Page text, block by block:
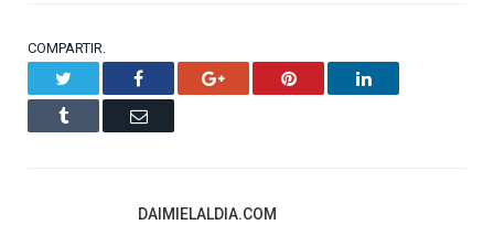
COMPARTIR.
Facebook Google+ Pinterest LinkedIn
Tumblr Email
DAIMIELALDIA.COM